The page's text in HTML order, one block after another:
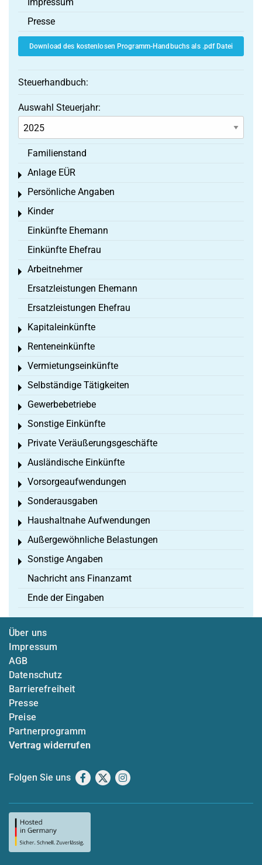
Presse
Download des kostenlosen Programm-Handbuchs als .pdf Datei
Steuerhandbuch:
Auswahl Steuerjahr:
Familienstand
Anlage EÜR
Toggle menu
Persönliche Angaben
Toggle menu
Kinder
Toggle menu
Einkünfte Ehemann
Einkünfte Ehefrau
Arbeitnehmer
Toggle menu
Ersatzleistungen Ehemann
Ersatzleistungen Ehefrau
Kapitaleinkünfte
Toggle menu
Renteneinkünfte
Toggle menu
Vermietungseinkünfte
Toggle menu
Selbständige Tätigkeiten
Toggle menu
Gewerbebetriebe
Toggle menu
Sonstige Einkünfte
Toggle menu
Private Veräußerungsgeschäfte
Toggle menu
Ausländische Einkünfte
Toggle menu
Vorsorgeaufwendungen
Toggle menu
Sonderausgaben
Toggle menu
Haushaltnahe Aufwendungen
Toggle menu
Außergewöhnliche Belastungen
Toggle menu
Sonstige Angaben
Toggle menu
Nachricht ans Finanzamt
Ende der Eingaben
Über uns
Impressum
AGB
Datenschutz
Barrierefreiheit
Presse
Preise
Partnerprogramm
Vertrag widerrufen
Folgen Sie uns Facebook
X Instagram